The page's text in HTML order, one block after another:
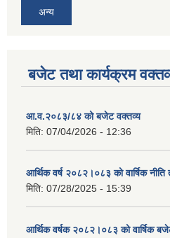
अन्य
बजेट तथा कार्यक्रम
आ.व.२०८३/८४ को बजेट वक्तव्य
मिति: 07/04/2026 - 12:36
आर्थिक वर्ष २०८२।०८३ को वार्षिक नीति
मिति: 07/28/2025 - 15:39
आर्थिक वर्षक २०८२।०८३ को वार्षिक